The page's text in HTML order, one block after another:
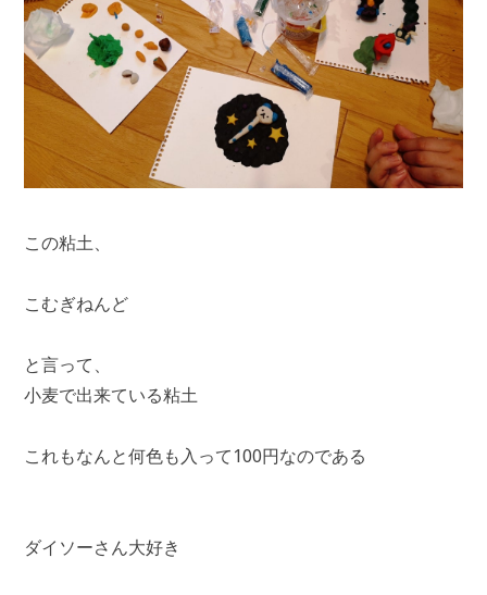
この粘土、
こむぎねんど
と言って、
小麦で出来ている粘土
これもなんと何色も入って100円なのである
ダイソーさん大好き